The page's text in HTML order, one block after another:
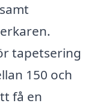
tapetsering
150 och
få en